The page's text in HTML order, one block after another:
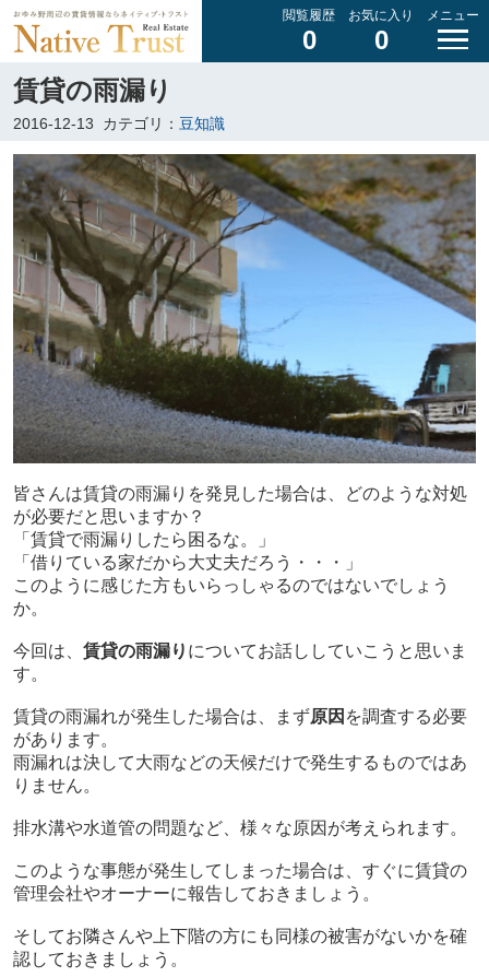
閲覧履歴
0
お気に入り
0
メニュー
賃貸の雨漏り
2016-12-13 カテゴリ： 豆知識
皆さんは賃貸の雨漏りを発見した場合は、どのような対処
が必要だと思いますか？
「賃貸で雨漏りしたら困るな。」
「借りている家だから大丈夫だろう・・・」
このように感じた方もいらっしゃるのではないでしょう
か。
今回は、 賃貸の雨漏り についてお話ししていこうと思いま
す。
賃貸の雨漏れが発生した場合は、まず原因 を調査する必要
があります。
雨漏れは決して大雨などの天候だけで発生するものではあ
りません。
排水溝や水道管の問題など、様々な原因が考えられます。
このような事態が発生してしまった場合は、すぐに賃貸の
管理会社やオーナーに報告しておきましょう。
そしてお隣さんや上下階の方にも同様の被害がないかを確
認しておきましょう。